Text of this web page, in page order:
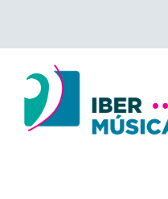
contenido